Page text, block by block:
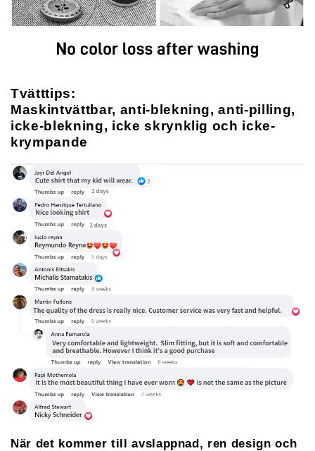
Tvätttips:
Maskintvättbar, anti-blekning, anti-pilling,
icke-blekning, icke skrynklig och icke-
krympande
När det kommer till avslappnad, ren design och